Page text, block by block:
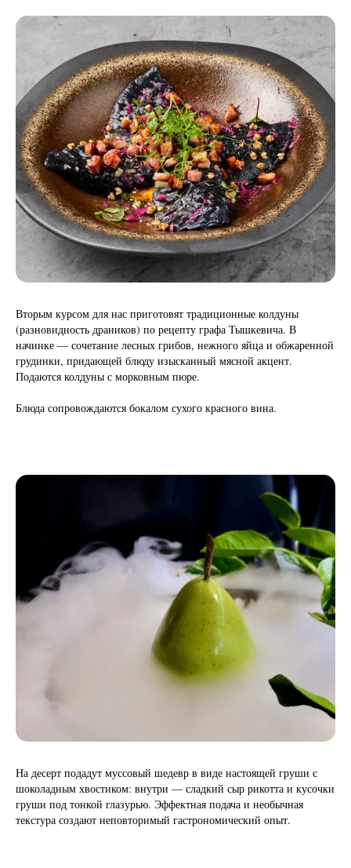
Вторым курсом для нас приготовят традиционные колдуны
(разновидность драников) по рецепту графа Тышкевича. В
начинке — сочетание лесных грибов, нежного яйца и обжаренной
грудинки, придающей блюду изысканный мясной акцент.
Подаются колдуны с морковным пюре.
Блюда сопровождаются бокалом сухого красного вина.
На десерт подадут муссовый шедевр в виде настоящей груши с
шоколадным хвостиком: внутри — сладкий сыр рикотта и кусочки
груши под тонкой глазурью. Эффектная подача и необычная
текстура создают неповторимый гастрономический опыт.